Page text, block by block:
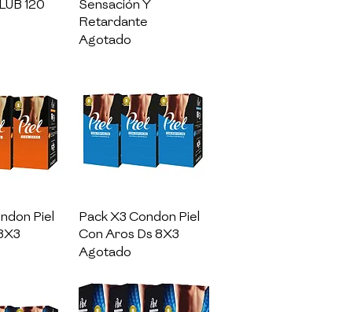
120
Sensación Y
Retardante
Agotado
Piel
Vista rápida
Pack X3 Condon Piel
Con Aros Ds 8X3
Agotado